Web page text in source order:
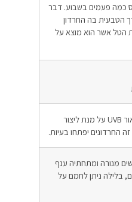
כמה פעמים בשבוע. דבר
הטבעית בה החרדון
הטל אשר הוא מוצא על
חרדונים זקוקים לאור UVB על מנת ליצור
מנורה ומתחתיה ענף
בלילה ניתן לחמם על